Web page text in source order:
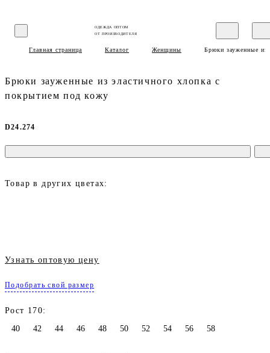
ОДЕЖДА ОПТОМ
ОТ ПРОИЗВОДИТЕЛЯ
Главная страница Каталог Женщины Брюки зауженные из
Брюки зауженные из эластичного хлопка с
покрытием под кожу
D24.274
Товар в других цветах:
Узнать оптовую цену
Подобрать свой размер
Рост 170:
40
42 44 46 48 50 52 54 56 58